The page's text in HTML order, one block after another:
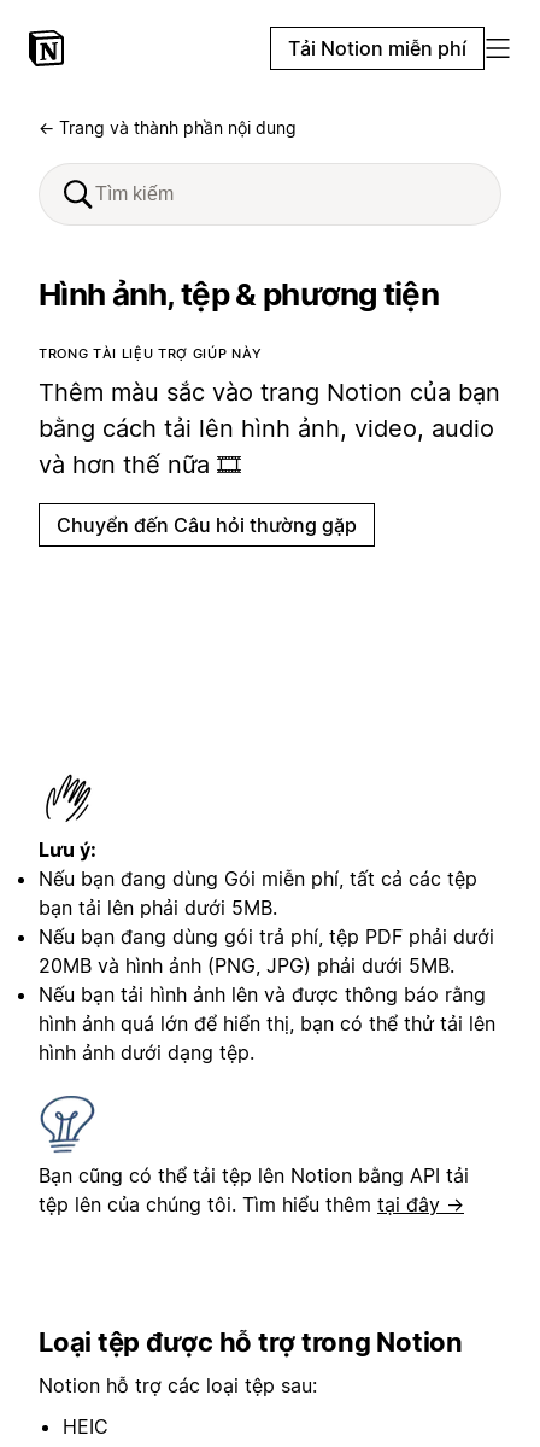
Tải Notion miễn phí
← Trang và thành phần nội dung
Hình ảnh, tệp & phương tiện
TRONG TÀI LIỆU TRỢ GIÚP NÀY
Thêm màu sắc vào trang Notion của bạn
bằng cách tải lên hình ảnh, video, audio
và hơn thế nữa 🎞️
Chuyển đến Câu hỏi thường gặp
Lưu ý:
Nếu bạn đang dùng Gói miễn phí, tất cả các tệp
bạn tải lên phải dưới 5MB.
Nếu bạn đang dùng gói trả phí, tệp PDF phải dưới
20MB và hình ảnh (PNG, JPG) phải dưới 5MB.
Nếu bạn tải hình ảnh lên và được thông báo rằng
hình ảnh quá lớn để hiển thị, bạn có thể thử tải lên
hình ảnh dưới dạng tệp.
Bạn cũng có thể tải tệp lên Notion bằng API tải
tệp lên của chúng tôi. Tìm hiểu thêm tại đây →
Loại tệp được hỗ trợ trong Notion
Notion hỗ trợ các loại tệp sau:
HEIC